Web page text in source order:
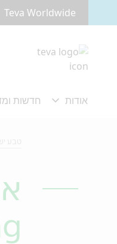
מעבר לתוכן המרכזי
Teva Worldwide